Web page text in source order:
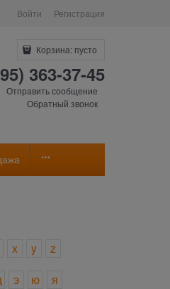
Войти Регистрация
Корзина: пусто
363-37-45
Отправить сообщение
Обратный звонок
x y
z
э ю я